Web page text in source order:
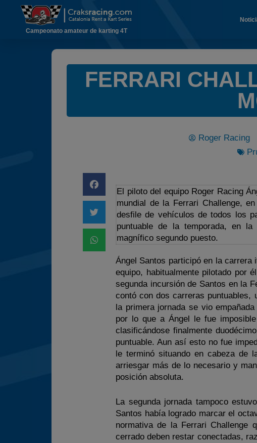
Campeonato amateur de karting 4T
FERRARI
Roger Racing
El piloto del equipo Roger Racing
mundial de la Ferrari Challenge,
desfile de vehículos de todos los
puntuable de la temporada, en
magnífico segundo puesto.
Ángel Santos participó en la carrera
equipo, habitualmente pilotado por
segunda incursión de Santos en la
contó con dos carreras
la primera jornada se vio
por lo que a Ángel le fue
clasificándose finalmente
puntuable. Aun así esto no fue
le terminó situando en cabeza de
arriesgar más de lo necesario y
posición absoluta.
La segunda jornada tampoco
Santos había logrado marcar el
normativa de la Ferrari Challenge
cerrado deben restar conectadas,